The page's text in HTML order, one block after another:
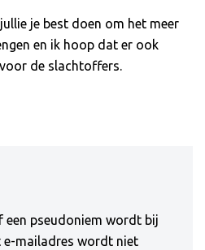
je best doen om het meer
en ik hoop dat er ook
de slachtoffers.
een pseudoniem wordt bij
e-mailadres wordt niet